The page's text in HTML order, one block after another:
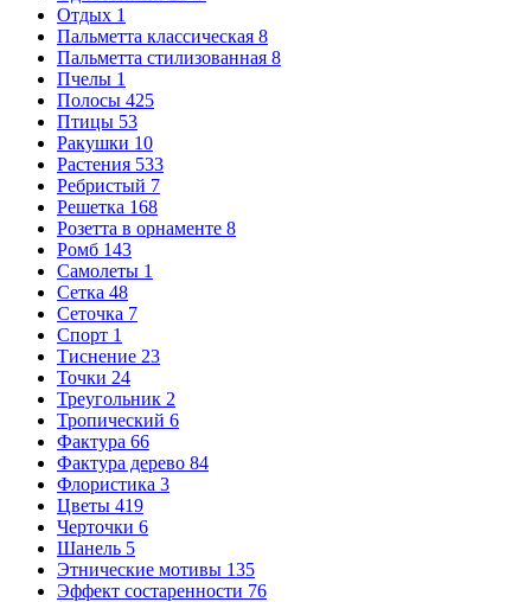
Отдых 1
Пальметта классическая 8
Пальметта стилизованная 8
Пчелы 1
Полосы 425
Птицы 53
Ракушки 10
Растения 533
Ребристый 7
Решетка 168
Розетта в орнаменте 8
Ромб 143
Самолеты 1
Сетка 48
Сеточка 7
Спорт 1
Тиснение 23
Точки 24
Треугольник 2
Тропический 6
Фактура 66
Фактура дерево 84
Флористика 3
Цветы 419
Черточки 6
Шанель 5
Этнические мотивы 135
Эффект состаренности 76